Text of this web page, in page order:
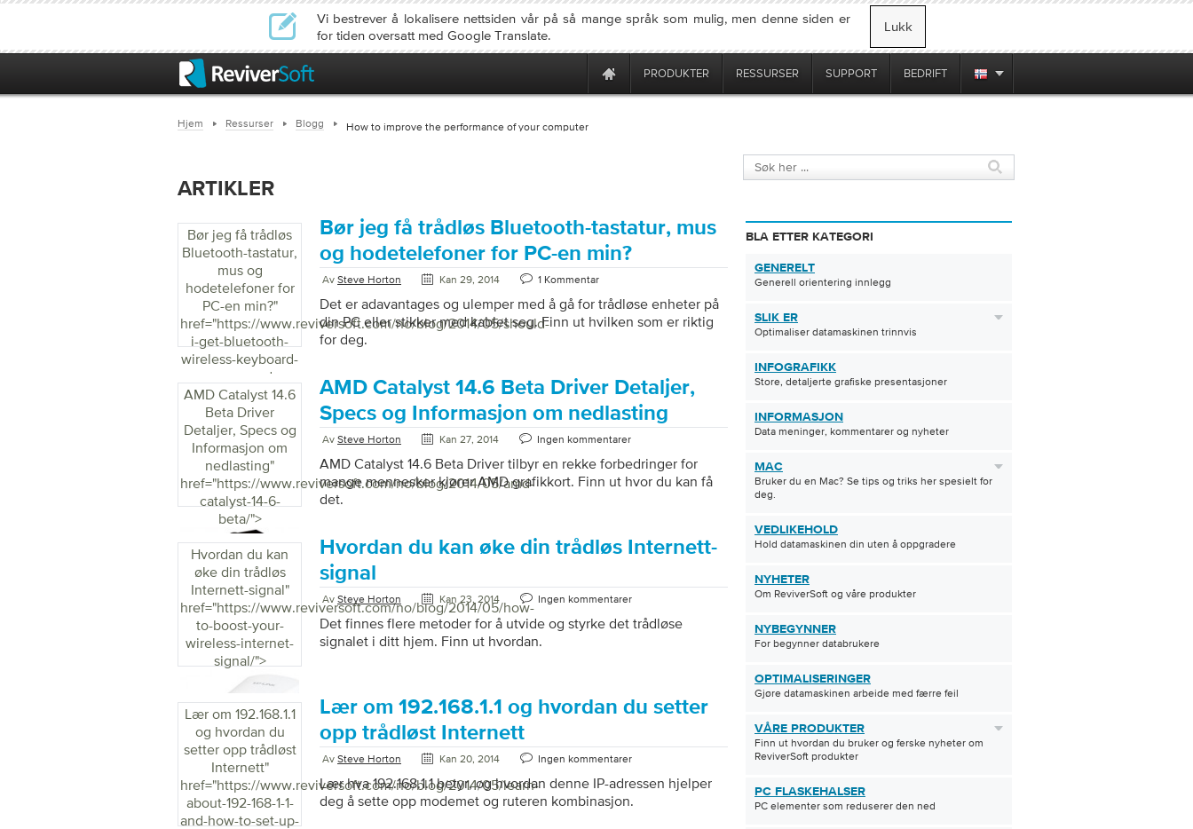
Vi bestrever å lokalisere nettsiden vår på så mange språk som mulig, men denne siden er
for tiden oversatt med Google Translate.
Lukk
PRODUKTER RESSURSER SUPPORT BEDRIFT
Hjem Ressurser Blogg How to improve the performance of your computer
ARTIKLER
Bør jeg få trådløs
Bluetooth-tastatur,
mus og
hodetelefoner for
PC-en min?"
href="https://www.reviversoft.com/no/blog/2014/05/should-
i-get-bluetooth-
wireless-keyboard-
mouse-and-
headphones-for-
my-pc/">
Bør jeg få trådløs Bluetooth-tastatur, mus
og hodetelefoner for PC-en min?
Av Steve Horton Kan 29, 2014 1 Kommentar
Det er adavantages og ulemper med å gå for trådløse enheter på
din PC eller stikker med kablet seg. Finn ut hvilken som er riktig
for deg.
AMD Catalyst 14.6
Beta Driver
Detaljer, Specs og
Informasjon om
nedlasting"
href="https://www.reviversoft.com/no/blog/2014/05/amd-
catalyst-14-6-
beta/">
AMD Catalyst 14.6 Beta Driver Detaljer,
Specs og Informasjon om nedlasting
Av Steve Horton Kan 27, 2014 Ingen kommentarer
AMD Catalyst 14.6 Beta Driver tilbyr en rekke forbedringer for
mange mennesker kjører AMD grafikkort. Finn ut hvor du kan få
det.
Hvordan du kan
øke din trådløs
Internett-signal"
href="https://www.reviversoft.com/no/blog/2014/05/how-
to-boost-your-
wireless-internet-
signal/">
Hvordan du kan øke din trådløs Internett-
signal
Av Steve Horton Kan 23, 2014 Ingen kommentarer
Det finnes flere metoder for å utvide og styrke det trådløse
signalet i ditt hjem. Finn ut hvordan.
Lær om 192.168.1.1
og hvordan du
setter opp trådløst
Internett"
href="https://www.reviversoft.com/no/blog/2014/05/learn-
about-192-168-1-1-
and-how-to-set-up-
Lær om 192.168.1.1 og hvordan du setter
opp trådløst Internett
Av Steve Horton Kan 20, 2014 Ingen kommentarer
Lær hva 192.168.1.1 betyr, og hvordan denne IP-adressen hjelper
deg å sette opp modemet og ruteren kombinasjon.
BLA ETTER KATEGORI
GENERELT
Generell orientering innlegg
SLIK ER
Optimaliser datamaskinen trinnvis
INFOGRAFIKK
Store, detaljerte grafiske presentasjoner
INFORMASJON
Data meninger, kommentarer og nyheter
MAC
Bruker du en Mac? Se tips og triks her spesielt for
deg.
VEDLIKEHOLD
Hold datamaskinen din uten å oppgradere
NYHETER
Om ReviverSoft og våre produkter
NYBEGYNNER
For begynner databrukere
OPTIMALISERINGER
Gjøre datamaskinen arbeide med færre feil
VÅRE PRODUKTER
Finn ut hvordan du bruker og ferske nyheter om
ReviverSoft produkter
PC FLASKEHALSER
PC elementer som reduserer den ned